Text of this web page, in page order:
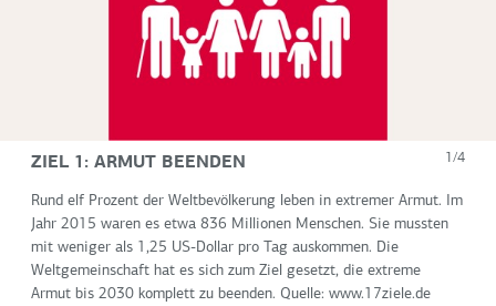
ZIEL 1: ARMUT BEENDEN 1/4
Rund elf Prozent der Weltbevölkerung leben in extremer Armut. Im
Jahr 2015 waren es etwa 836 Millionen Menschen. Sie mussten
mit weniger als 1,25 US-Dollar pro Tag auskommen. Die
Weltgemeinschaft hat es sich zum Ziel gesetzt, die extreme
Armut bis 2030 komplett zu beenden. Quelle: www.17ziele.de